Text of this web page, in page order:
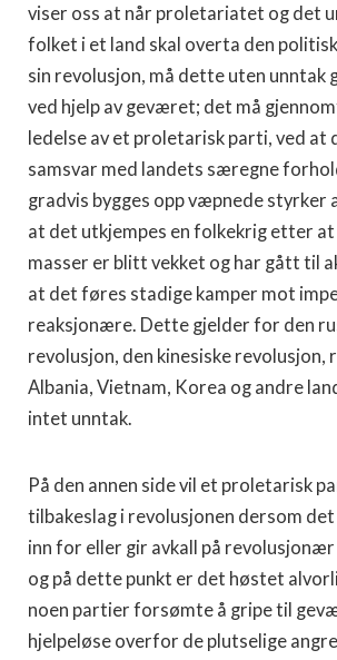
viser oss at når pro­letariatet og det
folket i et land skal overta den
sin revolusjon, må dette uten unntak
ved hjelp av geværet; det må
ledelse av et proletarisk parti, ved at
samsvar med landets særegne
gradvis bygges opp væpnede styrker
at det utkjempes en folkekrig etter
masser er blitt vekket og har gått til
at det føres stadige kamper mot
reaksjonære. Dette gjelder for den
revolusjon, den kinesiske revolusjon,
Albania, Vietnam, Korea og andre
intet unntak.
På den annen side vil et proletarisk
tilbakeslag i revolusjonen dersom
inn for eller gir avkall på
og på dette punkt er det høstet
noen partier forsømte å gripe til
hjelpeløse overfor de plutselige